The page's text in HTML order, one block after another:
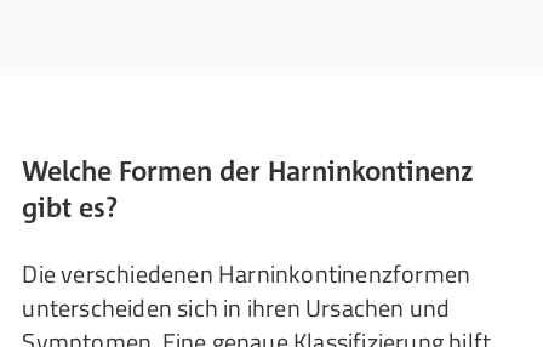
Welche Formen der Harninkontinenz
gibt es?
Die verschiedenen Harninkontinenzformen
unterscheiden sich in ihren Ursachen und